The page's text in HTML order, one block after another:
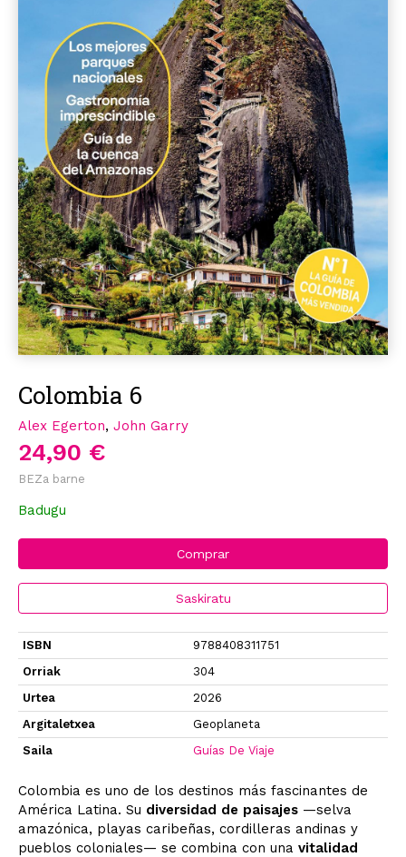
Colombia 6
Alex Egerton, John Garry
24,90 €
BEZa barne
Badugu
Comprar
Saskiratu
ISBN
9788408311751
Orriak
304
Urtea
2026
Argitaletxea
Geoplaneta
Saila
Guías De Viaje
Colombia es uno de los destinos más fascinantes de
América Latina. Su diversidad de paisajes —selva
amazónica, playas caribeñas, cordilleras andinas y
pueblos coloniales— se combina con una vitalidad